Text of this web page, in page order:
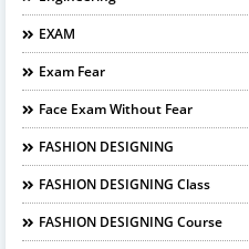
EXAM
Exam Fear
Face Exam Without Fear
FASHION DESIGNING
FASHION DESIGNING Class
FASHION DESIGNING Course